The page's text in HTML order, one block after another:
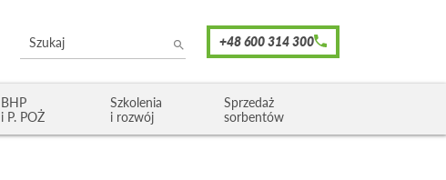
BHP
i P. POŻ
Szkolenia
i rozwój
Sprzedaż
sorbentów